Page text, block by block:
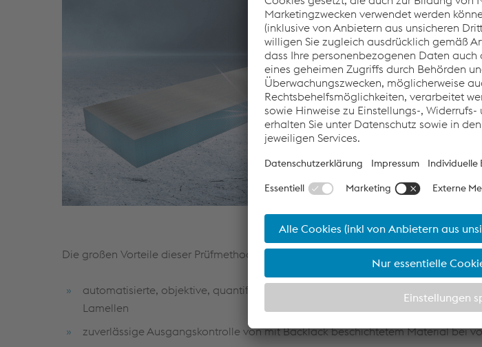
Die großen Vorteile dieser Prüfmethoden im Vergleich zur visuellen Kontrolle durch
automatisierte, objektive, quantifizier- und reproduzierbare Bestimmung von
Lamellen
zuverlässige Ausgangskontrolle von mit Backlack beschichtetem Material bei